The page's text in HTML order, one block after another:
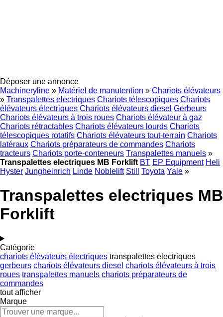
Déposer une annonce
Machineryline » Matériel de manutention » Chariots élévateurs
» Transpalettes electriques Chariots télescopiques Chariots
élévateurs électriques Chariots élévateurs diesel Gerbeurs
Chariots élévateurs à trois roues Chariots élévateur à gaz
Chariots rétractables Chariots élévateurs lourds Chariots
télescopiques rotatifs Chariots élévateurs tout-terrain Chariots
latéraux Chariots préparateurs de commandes Chariots
tracteurs Chariots porte-conteneurs Transpalettes manuels »
Transpalettes electriques MB Forklift BT EP Equipment Heli
Hyster Jungheinrich Linde Noblelift Still Toyota Yale »
Transpalettes electriques MB
Forklift
Catégorie
chariots élévateurs électriques transpalettes electriques
gerbeurs chariots élévateurs diesel chariots élévateurs à trois
roues transpalettes manuels chariots préparateurs de
commandes
tout afficher
Marque